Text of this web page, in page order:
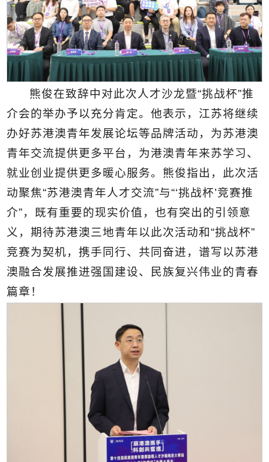
熊俊在致辞中对此次人才沙龙暨“挑战杯”推
介会的举办予以充分肯定。他表示，江苏将继续
办好苏港澳青年发展论坛等品牌活动，为苏港澳
青年交流提供更多平台，为港澳青年来苏学习、
就业创业提供更多暖心服务。熊俊指出，此次活
动聚焦“苏港澳青年人才交流”与“‘挑战杯’竞赛推
介”，既有重要的现实价值，也有突出的引领意
义，期待苏港澳三地青年以此次活动和“挑战杯”
竞赛为契机，携手同行、共同奋进，谱写以苏港
澳融合发展推进强国建设、民族复兴伟业的青春
篇章！